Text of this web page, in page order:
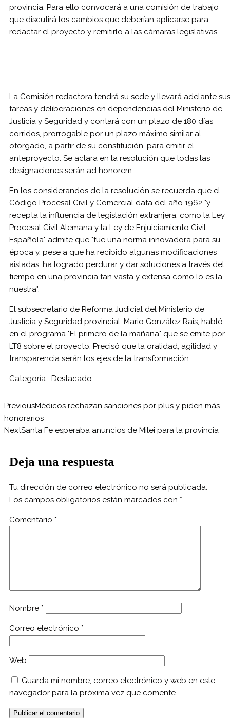
provincia. Para ello convocará a una comisión de trabajo
que discutirá los cambios que deberían aplicarse para
redactar el proyecto y remitirlo a las cámaras legislativas.
La Comisión redactora tendrá su sede y llevará adelante sus
tareas y deliberaciones en dependencias del Ministerio de
Justicia y Seguridad y contará con un plazo de 180 días
corridos, prorrogable por un plazo máximo similar al
otorgado, a partir de su constitución, para emitir el
anteproyecto. Se aclara en la resolución que todas las
designaciones serán ad honorem.
En los considerandos de la resolución se recuerda que el
Código Procesal Civil y Comercial data del año 1962 "y
recepta la influencia de legislación extranjera, como la Ley
Procesal Civil Alemana y la Ley de Enjuiciamiento Civil
Española" admite que "fue una norma innovadora para su
época y, pese a que ha recibido algunas modificaciones
aisladas, ha logrado perdurar y dar soluciones a través del
tiempo en una provincia tan vasta y extensa como lo es la
nuestra".
El subsecretario de Reforma Judicial del Ministerio de
Justicia y Seguridad provincial, Mario González Rais, habló
en el programa "El primero de la mañana" que se emite por
LT8 sobre el proyecto. Precisó que la oralidad, agilidad y
transparencia serán los ejes de la transformación.
Categoría : Destacado
PreviousMédicos rechazan sanciones por plus y piden más
honorarios
NextSanta Fe esperaba anuncios de Milei para la provincia
Deja una respuesta
Tu dirección de correo electrónico no será publicada.
Los campos obligatorios están marcados con *
Comentario *
Nombre *
Correo electrónico *
Web
Guarda mi nombre, correo electrónico y web en este
navegador para la próxima vez que comente.